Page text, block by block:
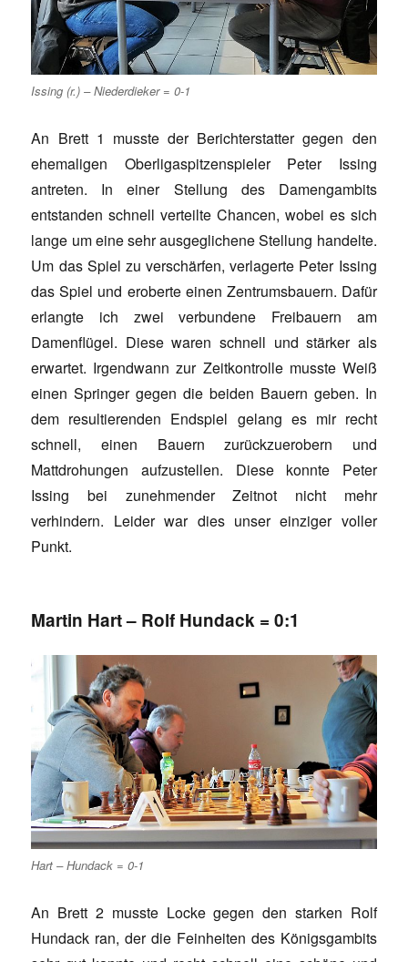
Issing (r.) – Niederdieker = 0-1
An Brett 1 musste der Berichterstatter gegen den
ehemaligen Oberligaspitzenspieler Peter Issing
antreten. In einer Stellung des Damengambits
entstanden schnell verteilte Chancen, wobei es sich
lange um eine sehr ausgeglichene Stellung handelte.
Um das Spiel zu verschärfen, verlagerte Peter Issing
das Spiel und eroberte einen Zentrumsbauern. Dafür
erlangte ich zwei verbundene Freibauern am
Damenflügel. Diese waren schnell und stärker als
erwartet. Irgendwann zur Zeitkontrolle musste Weiß
einen Springer gegen die beiden Bauern geben. In
dem resultierenden Endspiel gelang es mir recht
schnell, einen Bauern zurückzuerobern und
Mattdrohungen aufzustellen. Diese konnte Peter
Issing bei zunehmender Zeitnot nicht mehr
verhindern. Leider war dies unser einziger voller
Punkt.
Martin Hart – Rolf Hundack = 0:1
Hart – Hundack = 0-1
An Brett 2 musste Locke gegen den starken Rolf
Hundack ran, der die Feinheiten des Königsgambits